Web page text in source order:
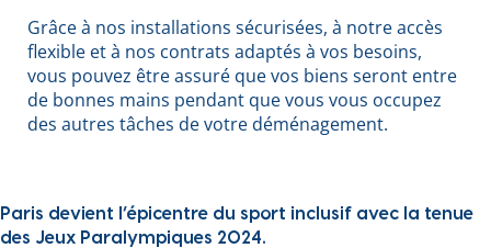
Grâce à nos installations sécurisées, à notre accès
flexible et à nos contrats adaptés à vos besoins,
vous pouvez être assuré que vos biens seront entre
de bonnes mains pendant que vous vous occupez
des autres tâches de votre déménagement.
Paris devient l’épicentre du sport inclusif avec la tenue
des Jeux Paralympiques 2024.